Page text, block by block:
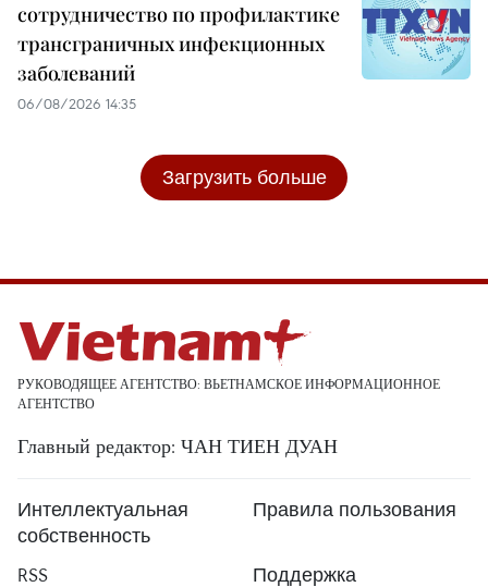
сотрудничество по профилактике
трансграничных инфекционных
заболеваний
06/08/2026 14:35
Загрузить больше
РУКОВОДЯЩЕЕ АГЕНТСТВО: ВЬЕТНАМСКОЕ ИНФОРМАЦИОННОЕ
АГЕНТСТВО
Главный редактор: ЧАН ТИЕН ДУАН
Интеллектуальная
собственность
Правила пользования
RSS Поддержка